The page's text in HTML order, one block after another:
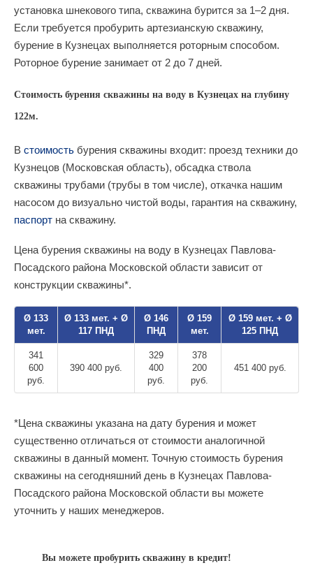
установка шнекового типа, скважина бурится за 1–2 дня.
Если требуется пробурить артезианскую скважину,
бурение в Кузнецах выполняется роторным способом.
Роторное бурение занимает от 2 до 7 дней.
Стоимость бурения скважины на воду в Кузнецах на глубину
122м.
В стоимость бурения скважины входит: проезд техники до
Кузнецов (Московская область), обсадка ствола
скважины трубами (трубы в том числе), откачка нашим
насосом до визуально чистой воды, гарантия на скважину,
паспорт на скважину.
Цена бурения скважины на воду в Кузнецах Павлова-
Посадского района Московской области зависит от
конструкции скважины*.
Ø 133
мет.
Ø 133 мет. + Ø
117 ПНД
Ø 146
ПНД
Ø 159
мет.
Ø 159 мет. + Ø
125 ПНД
341
600
руб.
390 400 руб.
329
400
руб.
378
200
руб.
451 400 руб.
*Цена скважины указана на дату бурения и может
существенно отличаться от стоимости аналогичной
скважины в данный момент. Точную стоимость бурения
скважины на сегодняшний день в Кузнецах Павлова-
Посадского района Московской области вы можете
уточнить у наших менеджеров.
Вы можете пробурить скважину в кредит!